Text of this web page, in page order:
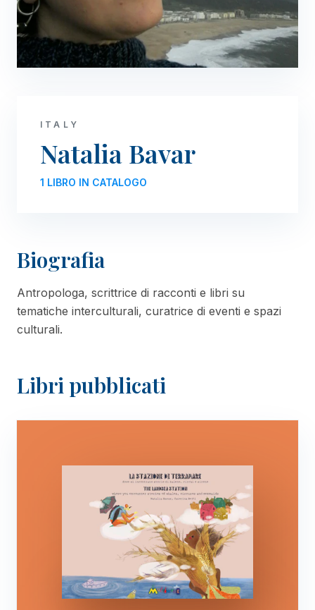
ITALY
Natalia Bavar
1 LIBRO IN CATALOGO
Biografia
Antropologa, scrittrice di racconti e libri su
tematiche interculturali, curatrice di eventi e spazi
culturali.
Libri pubblicati